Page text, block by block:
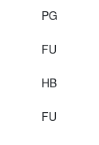
PG
FU
HB
FU